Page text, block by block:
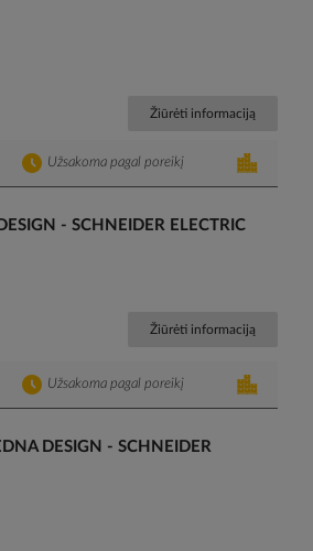
Žiūrėti informaciją
Užsakoma pagal poreikį
- SCHNEIDER ELECTRIC
Žiūrėti informaciją
Užsakoma pagal poreikį
DESIGN - SCHNEIDER